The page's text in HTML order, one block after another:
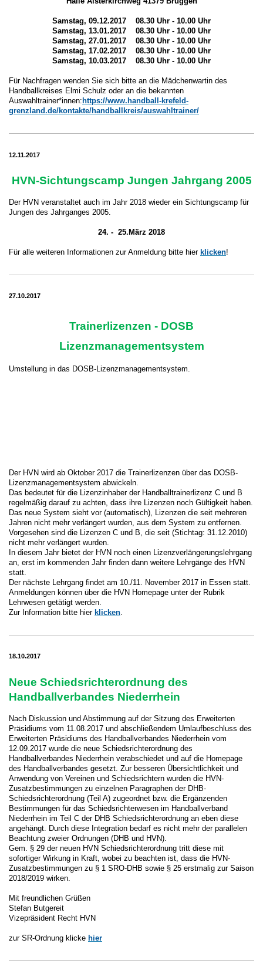
Samstag, 09.12.2017 08.30 Uhr - 10.00 Uhr
Samstag, 13.01.2017 08.30 Uhr - 10.00 Uhr
Samstag, 27.01.2017 08.30 Uhr - 10.00 Uhr
Samstag, 17.02.2017 08.30 Uhr - 10.00 Uhr
Samstag, 10.03.2017 08.30 Uhr - 10.00 Uhr
Für Nachfragen wenden Sie sich bitte an die Mädchenwartin des
Handballkreises Elmi Schulz oder an die bekannten
Auswahltrainer*innen: https://www.handball-krefeld-
grenzland.de/kontakte/handballkreis/auswahltrainer/
12.11.2017
HVN-Sichtungscamp Jungen Jahrgang 2005
Der HVN veranstaltet auch im Jahr 2018 wieder ein Sichtungscamp für
Jungen des Jahrganges 2005.
24. - 25.März 2018
Für alle weiteren Informationen zur Anmeldung bitte hier klicken!
27.10.2017
Trainerlizenzen - DOSB
Lizenzmanagementsystem
Umstellung in das DOSB-Lizenzmanagementsystem.
Der HVN wird ab Oktober 2017 die Trainerlizenzen über das DOSB-
Lizenzmanagementsystem abwickeln.
Das bedeutet für die Lizenzinhaber der Handballtrainerlizenz C und B
regelmäßig darauf zu achten, dass ihre Lizenzen noch Gültigkeit haben.
Das neue System sieht vor (automatisch), Lizenzen die seit mehreren
Jahren nicht mehr verlängert wurden, aus dem System zu entfernen.
Vorgesehen sind die Lizenzen C und B, die seit (Stichtag: 31.12.2010)
nicht mehr verlängert wurden.
In diesem Jahr bietet der HVN noch einen Lizenzverlängerungslehrgang
an, erst im kommenden Jahr finden dann weitere Lehrgänge des HVN
statt.
Der nächste Lehrgang findet am 10./11. November 2017 in Essen statt.
Anmeldungen können über die HVN Homepage unter der Rubrik
Lehrwesen getätigt werden.
Zur Information bitte hier klicken.
18.10.2017
Neue Schiedsrichterordnung des
Handballverbandes Niederrhein
Nach Diskussion und Abstimmung auf der Sitzung des Erweiterten
Präsidiums vom 11.08.2017 und abschließendem Umlaufbeschluss des
Erweiterten Präsidiums des Handballverbandes Niederrhein vom
12.09.2017 wurde die neue Schiedsrichterordnung des
Handballverbandes Niederrhein verabschiedet und auf die Homepage
des Handballverbandes gesetzt. Zur besseren Übersichtlichkeit und
Anwendung von Vereinen und Schiedsrichtern wurden die HVN-
Zusatzbestimmungen zu einzelnen Paragraphen der DHB-
Schiedsrichterordnung (Teil A) zugeordnet bzw. die Ergänzenden
Bestimmungen für das Schiedsrichterwesen im Handballverband
Niederrhein im Teil C der DHB Schiedsrichterordnung an eben diese
angehängt. Durch diese Integration bedarf es nicht mehr der parallelen
Beachtung zweier Ordnungen (DHB und HVN).
Gem. § 29 der neuen HVN Schiedsrichterordnung tritt diese mit
sofortiger Wirkung in Kraft, wobei zu beachten ist, dass die HVN-
Zusatzbestimmungen zu § 1 SRO-DHB sowie § 25 erstmalig zur Saison
2018/2019 wirken.
Mit freundlichen Grüßen
Stefan Butgereit
Vizepräsident Recht HVN
zur SR-Ordnung klicke hier